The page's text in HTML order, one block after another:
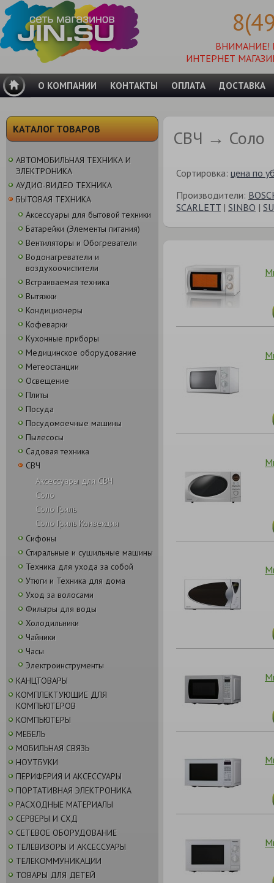
ВНИМАНИЕ!
ИНТЕРНЕТ
О КОМПАНИИ КОНТАКТЫ ОПЛАТА ДОСТАВКА
КАТАЛОГ ТОВАРОВ
АВТОМОБИЛЬНАЯ ТЕХНИКА И
ЭЛЕКТРОНИКА
АУДИО-ВИДЕО ТЕХНИКА
БЫТОВАЯ ТЕХНИКА
Аксессуары для бытовой техники
Батарейки (Элементы питания)
Вентиляторы и Обогреватели
Водонагреватели и
воздухоочистители
Встраиваемая техника
Вытяжки
Кондиционеры
Кофеварки
Кухонные приборы
Медицинское оборудование
Метеостанции
Освещение
Плиты
Посуда
Посудомоечные машины
Пылесосы
Садовая техника
СВЧ
Аксессуары для СВЧ
Соло
Соло Гриль
Соло Гриль Конвекция
Сифоны
Стиральные и сушильные машины
Техника для ухода за собой
Утюги и Техника для дома
Уход за волосами
Фильтры для воды
Холодильники
Чайники
Часы
Электроинструменты
КАНЦТОВАРЫ
КОМПЛЕКТУЮЩИЕ ДЛЯ
КОМПЬЮТЕРОВ
КОМПЬЮТЕРЫ
МЕБЕЛЬ
МОБИЛЬНАЯ СВЯЗЬ
НОУТБУКИ
ПЕРИФЕРИЯ И АКСЕССУАРЫ
ПОРТАТИВНАЯ ЭЛЕКТРОНИКА
РАСХОДНЫЕ МАТЕРИАЛЫ
СЕРВЕРЫ И СХД
СЕТЕВОЕ ОБОРУДОВАНИЕ
ТЕЛЕВИЗОРЫ И АКСЕССУАРЫ
ТЕЛЕКОММУНИКАЦИИ
ТОВАРЫ ДЛЯ ДЕТЕЙ
СВЧ → Соло
Сортировка: цена по
Производители:
SCARLETT | SINBO |